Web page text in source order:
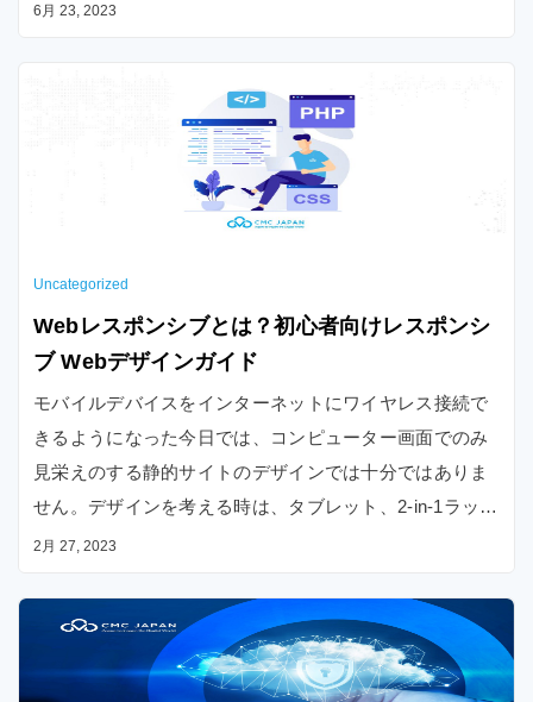
6月 23, 2023
Uncategorized
Webレスポンシブとは？初心者向けレスポンシ
ブ Webデザインガイド
モバイルデバイスをインターネットにワイヤレス接続で
きるようになった今日では、コンピューター画面でのみ
見栄えのする静的サイトのデザインでは十分ではありま
せん。デザインを考える時は、タブレット、2-in-1ラップ
トップ及び画面サイズの異なる様々なスマートフォンモ
インを導入することで、携帯電話、ラップトップ、タブ
レットやデスクトップなど、あらゆるデバイスにおいて
サイトを最適に表示させることができます。本記事では
2月 27, 2023